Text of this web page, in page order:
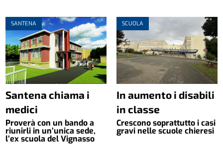
SANTENA
Santena chiama i
medici
Proverà con un bando a
riunirli in un’unica sede,
l’ex scuola del Vignasso
SCUOLA
In aumento i disabili
in classe
Crescono soprattutto i casi
gravi nelle scuole chieresi